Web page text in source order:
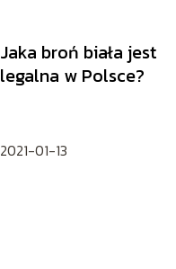
Jaka broń biała jest
legalna w Polsce?
2021-01-13